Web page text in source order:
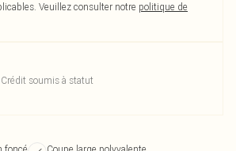
Veuillez consulter notre politique de
soumis à statut